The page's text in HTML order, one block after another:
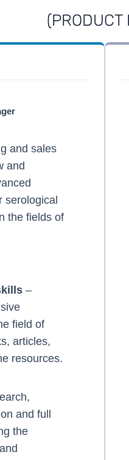
and sales
and
serological
the fields of
–
field of
articles,
resources.
and full
the